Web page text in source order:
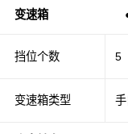
变速箱
挡位个数
变速箱类型
5